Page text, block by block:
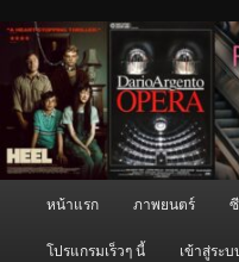
หน้าแรก ภาพยนตร์
โปรแกรมเร็วๆ นี้ เข้าสู่ระบ